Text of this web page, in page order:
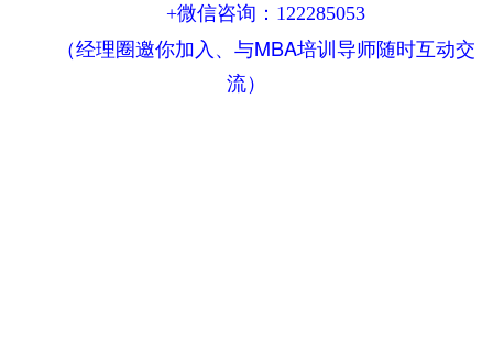
+微信咨询：122285053
（经理圈邀你加入、与MBA培训导师随时互动交
流）